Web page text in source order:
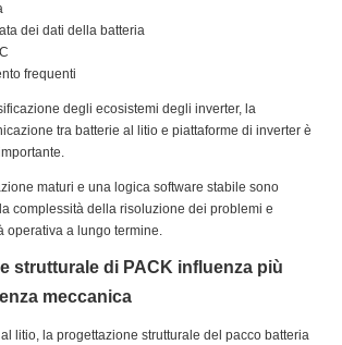
dei dati della batteria
frequenti
degli ecosistemi degli inverter, la
tra batterie al litio e piattaforme di inverter è
maturi e una logica software stabile sono
complessità della risoluzione dei problemi e
operativa a lungo termine.
strutturale di PACK influenza più
meccanica
litio, la progettazione strutturale del pacco batteria